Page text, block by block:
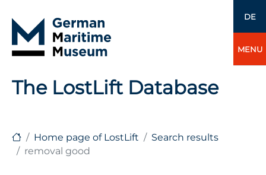
DE
MENU
The LostLift Database
Home page of LostLift
Search results
removal good